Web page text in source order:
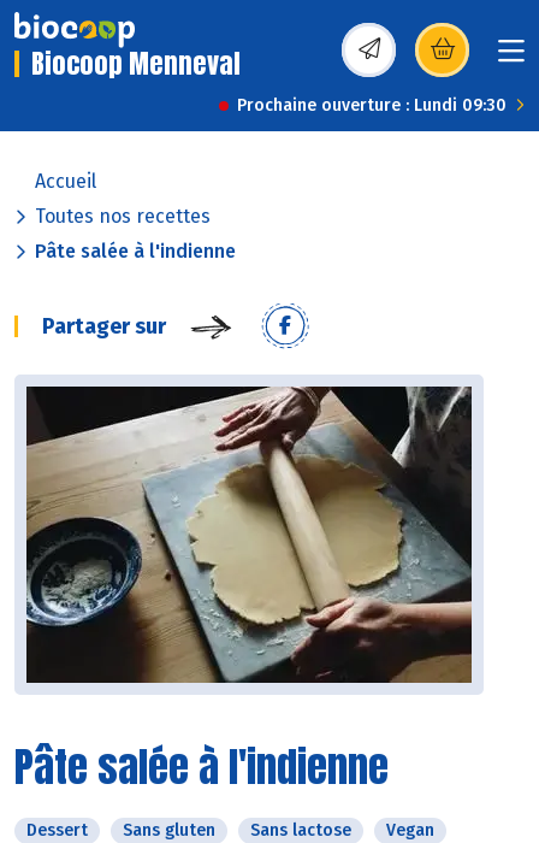
Biocoop Menneval (s’ouvre dans une
Prochaine ouverture : Lundi 09:30
Accueil
Toutes nos recettes
Pâte salée à l'indienne
Partager sur
Pâte salée à l'indienne
Dessert Sans gluten Sans lactose
Vegan